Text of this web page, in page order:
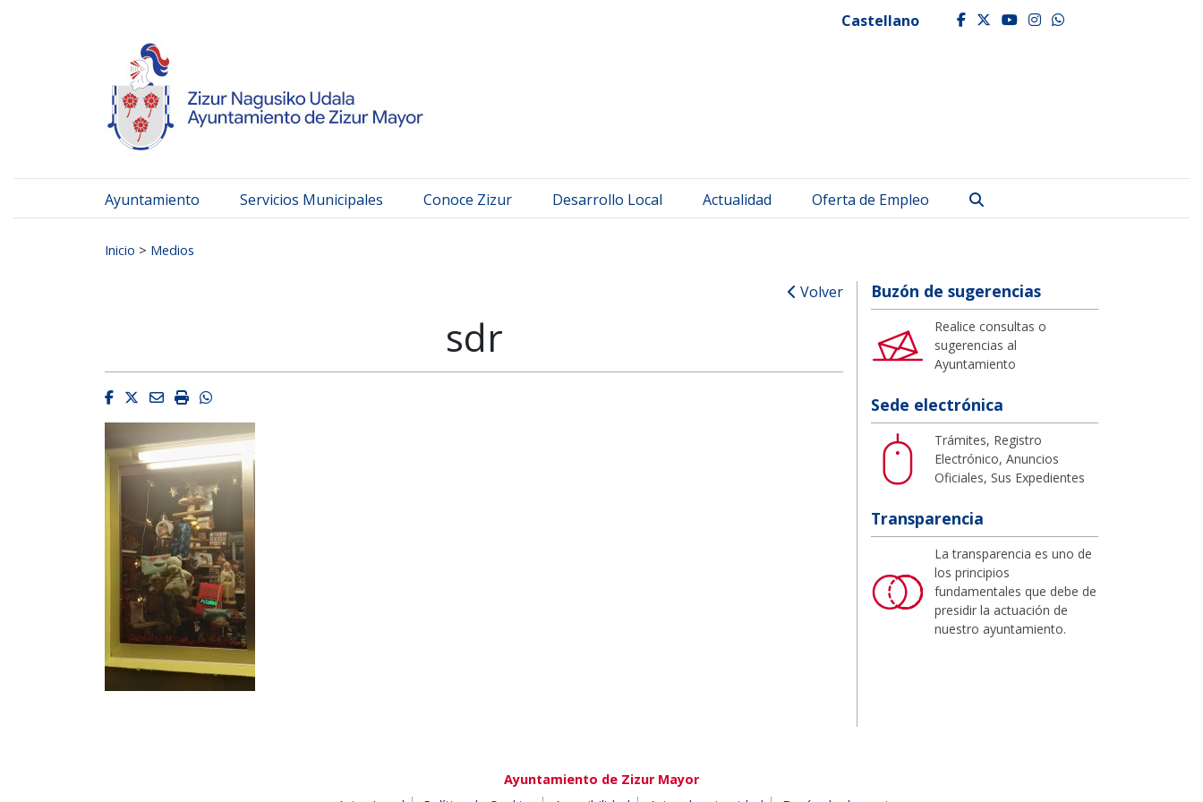
Castellano facebook
twitter
youtube
instagram
whatsapp
Ayuntamiento Servicios Municipales Conoce Zizur Desarrollo Local Actualidad Oferta de Empleo
Inicio > Medios
Volver
sdr
Facebook
Twitter
EmailImprimirWhatsapp
Buzón de sugerencias
Realice consultas o
sugerencias al
Ayuntamiento
Sede electrónica
Trámites, Registro
Electrónico, Anuncios
Oficiales, Sus Expedientes
Transparencia
La transparencia es uno de
los principios
fundamentales que debe de
presidir la actuación de
nuestro ayuntamiento.
Ayuntamiento de Zizur Mayor